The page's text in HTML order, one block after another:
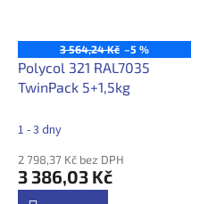
3 564,24 Kč –5 %
Polycol 321 RAL7035
TwinPack 5+1,5kg
1 - 3 dny
2 798,37 Kč bez DPH
3 386,03 Kč